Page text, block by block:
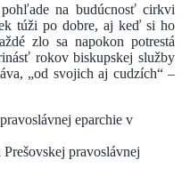
na budúcnosť cirkvi
túži po dobre, aj keď si ho
zlo sa napokon potrestá
rokov biskupskej služby
„od svojich aj cudzích“ –
eparchie v
pravoslávnej